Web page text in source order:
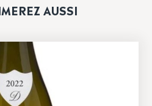
AUSSI